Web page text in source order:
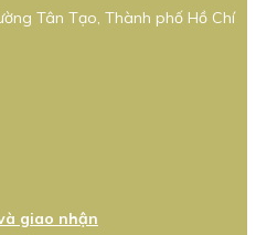
Tân Tạo, Thành phố Hồ Chí
giao nhận